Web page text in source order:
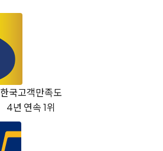
한국고객만족도
4년 연속 1위